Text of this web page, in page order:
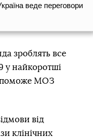
веде переговори
зроблять все
у найкоротші
МОЗ
від
клінічних